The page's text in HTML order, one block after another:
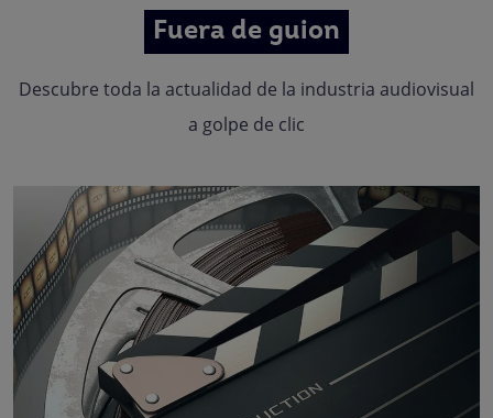
Fuera de guion
Descubre toda la actualidad de la industria audiovisual
a golpe de clic